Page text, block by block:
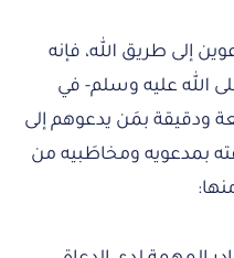
إلى طريق الله، فإنه
الله عليه وسلم- في
ودقيقة بمَن يدعوهم إلى
بمدعويه ومخاطَبيه من